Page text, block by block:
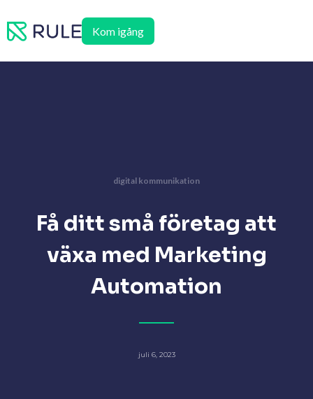
till
Kom igång
digital kommunikation
Få ditt små företag att
växa med Marketing
Automation
juli 6, 2023